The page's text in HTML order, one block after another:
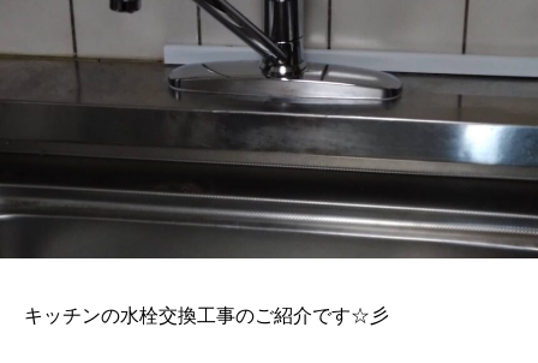
キッチンの水栓交換工事のご紹介です☆彡